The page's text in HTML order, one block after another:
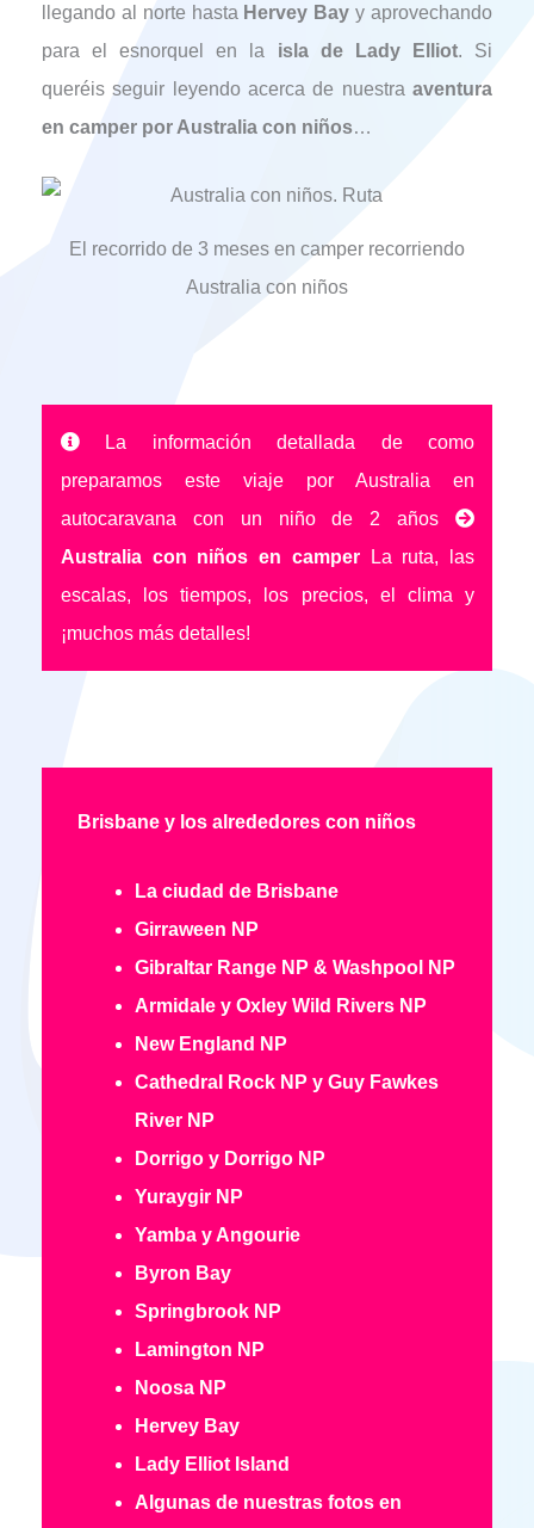
llegando al norte hasta Hervey Bay y aprovechando
para el esnorquel en la isla de Lady Elliot. Si
queréis seguir leyendo acerca de nuestra aventura
en camper por Australia con niños…
El recorrido de 3 meses en camper recorriendo
Australia con niños
La información detallada de como
preparamos este viaje por Australia en
autocaravana con un niño de 2 años
Australia con niños en camperLa ruta, las
escalas, los tiempos, los precios, el clima y
¡muchos más detalles!
Brisbane y los alrededores con niños
La ciudad de Brisbane
Girraween NP
Gibraltar Range NP & Washpool NP
Armidale y Oxley Wild Rivers NP
New England NP
Cathedral Rock NP y Guy Fawkes
River NP
Dorrigo y Dorrigo NP
Yuraygir NP
Yamba y Angourie
Byron Bay
Springbrook NP
Lamington NP
Noosa NP
Hervey Bay
Lady Elliot Island
Algunas de nuestras fotos en